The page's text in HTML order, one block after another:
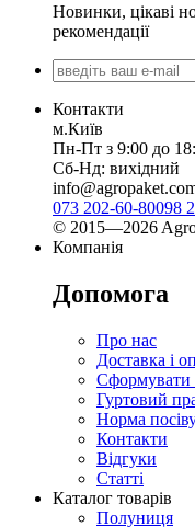
Новинки, цікаві
рекомендації
Контакти
м.Київ
Пн-Пт з 9:00 до
Сб-Нд: вихідний
073 202-60-80098
© 2015—2026
Компанія
Допомога
Про нас
Доставка і
Сформувати
Гуртовий
Норма
Контакти
Відгуки
Статті
Каталог товарів
Полуниця